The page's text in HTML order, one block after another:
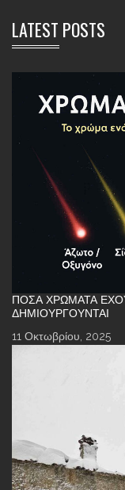
LATEST POSTS
ΠΌΣΑ ΧΡΏΜΑΤΑ
ΔΗΜΙΟΥΡΓΟΎΝΤΑΙ
11 Οκτωβρίου, 2025